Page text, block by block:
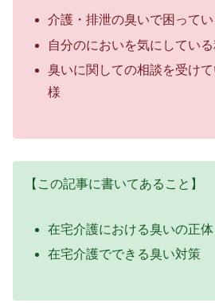
介護・排泄の臭いで困って
自分のにおいを気にしてい
臭いに関しての相談を受け
様
【この記事に書いてあること】
在宅介護における臭いの正体
在宅介護でできる臭い対策